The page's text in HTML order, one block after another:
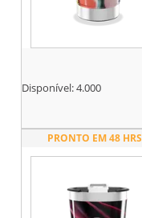
Disponível:4.000
PRONTO EM 48 HRS